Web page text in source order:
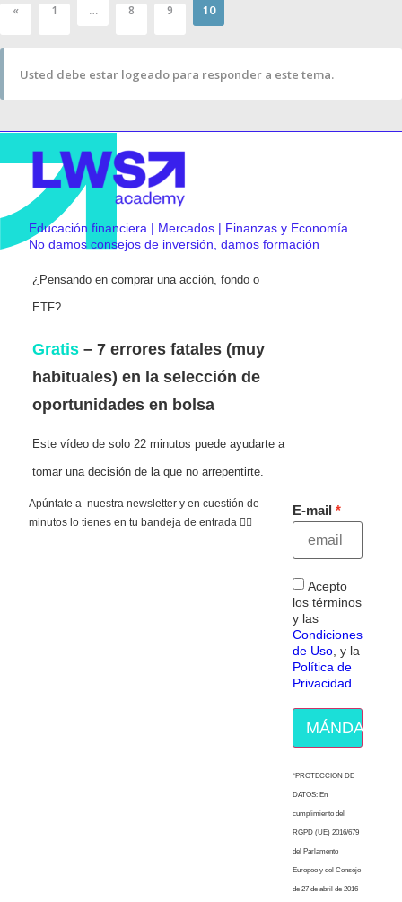
« 1 … 8 9 10
Usted debe estar logeado para responder a este tema.
Educación financiera | Mercados | Finanzas y Economía
No damos consejos de inversión, damos formación
¿Pensando en comprar una acción, fondo o
ETF?
Gratis – 7 errores fatales (muy
habituales) en la selección de
oportunidades en bolsa
Este vídeo de solo 22 minutos puede ayudarte a
tomar una decisión de la que no arrepentirte.
Apúntate a nuestra newsletter y en cuestión de
minutos lo tienes en tu bandeja de entrada 👇🏻
E-mail
Acepto
los términos
y las
Condiciones
de Uso , y la
Política de
Privacidad
MÁNDAME
“PROTECCION DE
DATOS: En
cumplimiento del
RGPD (UE) 2016/679
del Parlamento
Europeo y del Consejo
de 27 de abril de 2016